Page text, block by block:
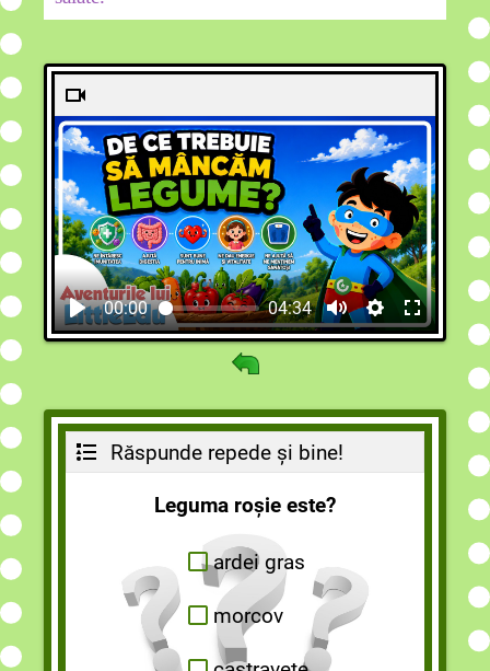
00:00 04:34
Răspunde repede și bine!
Leguma roșie este?
ardei gras
morcov